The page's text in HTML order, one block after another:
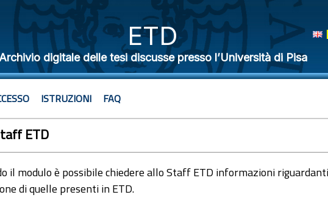
ETD
Archivio digitale delle tesi discusse presso l’Università di Pisa
ISTRUZIONI FAQ
ETD
il modulo è possibile chiedere allo Staff ETD informazioni
di quelle presenti in ETD.